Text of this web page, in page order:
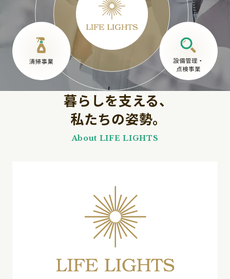
暮らしを支える、
私たちの姿勢。
About LIFE LIGHTS